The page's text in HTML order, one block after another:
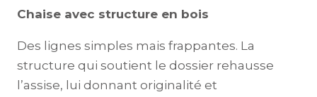
Chaise avec structure en bois
Des lignes simples mais frappantes. La
structure qui soutient le dossier rehausse
l’assise, lui donnant originalité et